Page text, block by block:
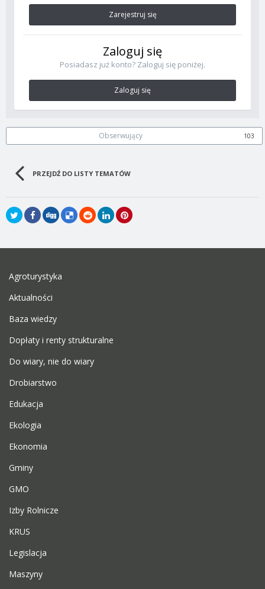
Zarejestruj się
Zaloguj się
Posiadasz już konto? Zaloguj się poniżej.
Zaloguj się
Obserwujący 103
PRZEJDŹ DO LISTY TEMATÓW
Agroturystyka
Aktualności
Baza wiedzy
Dopłaty i renty strukturalne
Do wiary, nie do wiary
Drobiarstwo
Edukacja
Ekologia
Ekonomia
Gminy
GMO
Izby Rolnicze
KRUS
Legislacja
Maszyny